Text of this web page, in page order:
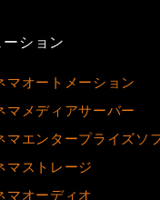
ーション
マオートメーション
マメディアサーバー
マエンタープライズソ
マストレージ
マオーディオ